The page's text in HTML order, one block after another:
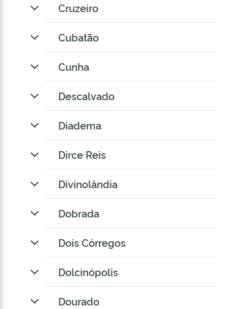
Cruzeiro
Cubatão
Cunha
Descalvado
Diadema
Dirce Reis
Divinolândia
Dobrada
Dois Córregos
Dolcinópolis
Dourado